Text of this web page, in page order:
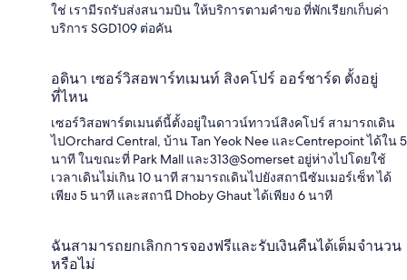
ใช่ เรามีรถรับส่งสนามบิน ให้บริการตามคำขอ ที่พักเรียกเก็บค่า
บริการ SGD109 ต่อคัน
อดินา เซอร์วิสอพาร์ทเมนท์ สิงคโปร์ ออร์ชาร์ด ตั้งอยู่
ที่ไหน
เซอร์วิสอพาร์ตเมนต์นี้ตั้งอยู่ในดาวน์ทาวน์สิงคโปร์ สามารถเดิน
ไปOrchard Central, บ้าน Tan Yeok Nee และCentrepoint ได้ใน 5
นาที ในขณะที่ Park Mall และ313@Somerset อยู่ห่างไปโดยใช้
เวลาเดินไม่เกิน 10 นาที สามารถเดินไปยังสถานีซัมเมอร์เซ็ท ได้
เพียง 5 นาที และสถานี Dhoby Ghaut ได้เพียง 6 นาที
ฉันสามารถยกเลิกการจองฟรีและรับเงินคืนได้เต็มจำนวน
หรือไม่